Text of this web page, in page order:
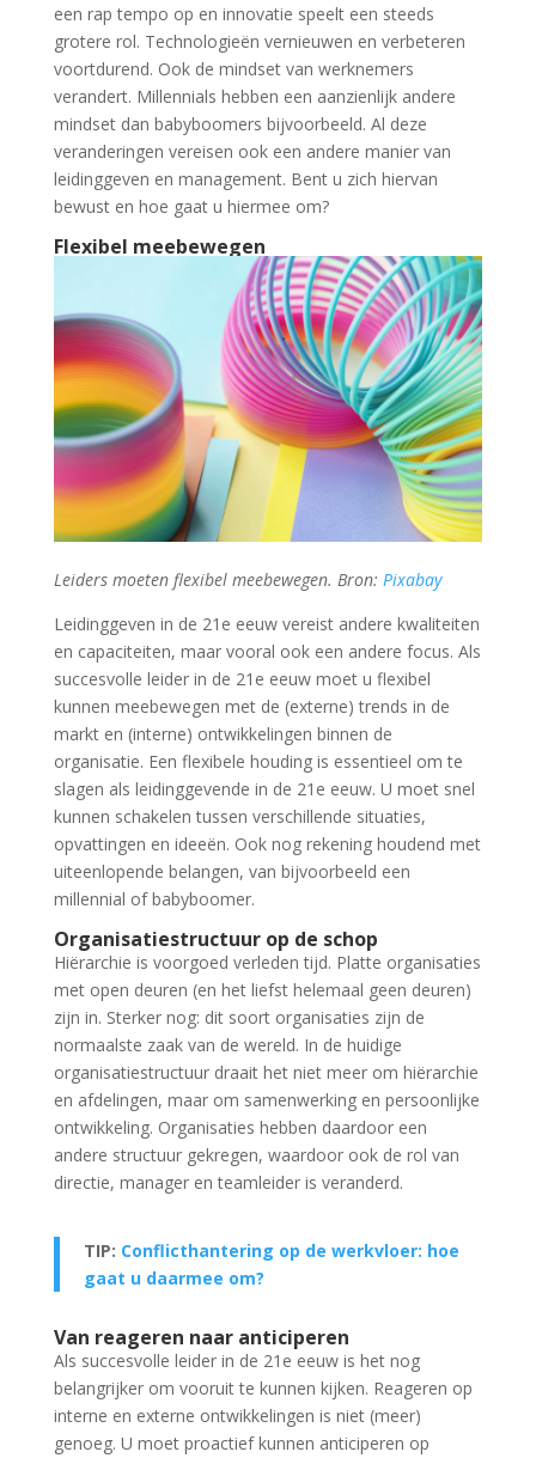
een rap tempo op en innovatie speelt een steeds
grotere rol. Technologieën vernieuwen en verbeteren
voortdurend. Ook de mindset van werknemers
verandert. Millennials hebben een aanzienlijk andere
mindset dan babyboomers bijvoorbeeld. Al deze
veranderingen vereisen ook een andere manier van
leidinggeven en management. Bent u zich hiervan
bewust en hoe gaat u hiermee om?
Flexibel meebewegen
Leiders moeten flexibel meebewegen. Bron: Pixabay
Leidinggeven in de 21e eeuw vereist andere kwaliteiten
en capaciteiten, maar vooral ook een andere focus. Als
succesvolle leider in de 21e eeuw moet u flexibel
kunnen meebewegen met de (externe) trends in de
markt en (interne) ontwikkelingen binnen de
organisatie. Een flexibele houding is essentieel om te
slagen als leidinggevende in de 21e eeuw. U moet snel
kunnen schakelen tussen verschillende situaties,
opvattingen en ideeën. Ook nog rekening houdend met
uiteenlopende belangen, van bijvoorbeeld een
millennial of babyboomer.
Organisatiestructuur op de schop
Hiërarchie is voorgoed verleden tijd. Platte organisaties
met open deuren (en het liefst helemaal geen deuren)
zijn in. Sterker nog: dit soort organisaties zijn de
normaalste zaak van de wereld. In de huidige
organisatiestructuur draait het niet meer om hiërarchie
en afdelingen, maar om samenwerking en persoonlijke
ontwikkeling. Organisaties hebben daardoor een
andere structuur gekregen, waardoor ook de rol van
directie, manager en teamleider is veranderd.
TIP: Conflicthantering op de werkvloer: hoe
gaat u daarmee om?
Van reageren naar anticiperen
Als succesvolle leider in de 21e eeuw is het nog
belangrijker om vooruit te kunnen kijken. Reageren op
interne en externe ontwikkelingen is niet (meer)
genoeg. U moet proactief kunnen anticiperen op